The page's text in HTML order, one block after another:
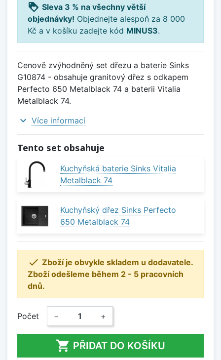
loyalty Sleva 3 % na všechny větší
objednávky! Objednejte alespoň za 8 000
Kč a v košíku zadejte kód MINUS3.
Cenově zvýhodněný set dřezu a baterie Sinks
G10874 - obsahuje granitový dřez s odkapem
Perfecto 650 Metalblack 74 a baterii Vitalia
Metalblack 74.
expand_more Více informací
Tento set obsahuje
Kuchyňská baterie Sinks Vitalia
Metalblack 74
Kuchyňský dřez Sinks Perfecto
650 Metalblack 74
 Zboží je obvykle skladem u dodavatele.
Zboží odešleme během 2 - 5 pracovních
dnů.
Počet − +
 PŘIDAT DO KOŠÍKU